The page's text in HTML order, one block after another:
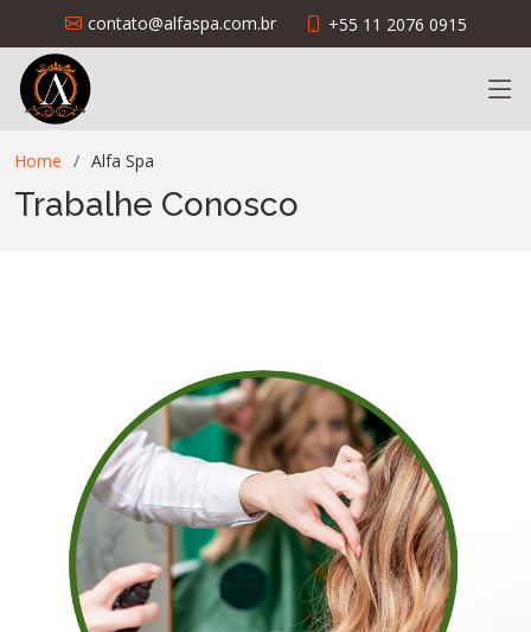
contato@alfaspa.com.br +55 11 2076 0915
Home Alfa Spa
Trabalhe Conosco